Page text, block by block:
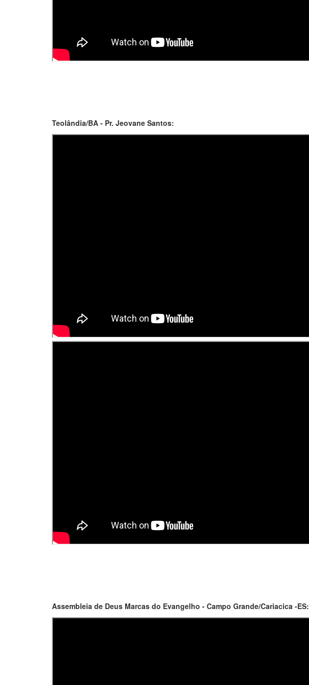
Teolândia/BA - Pr. Jeovane Santos:
Assembleia de Deus Marcas do Evangelho - Campo Grande/Cariacica -ES: